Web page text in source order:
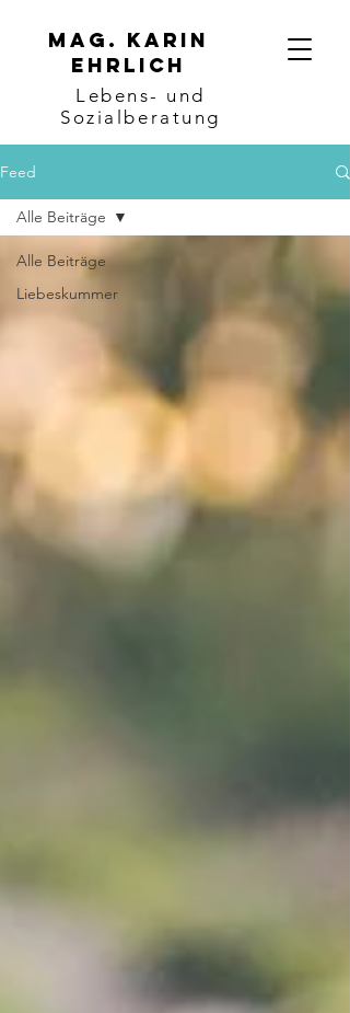
Mag. karin
ehrlich
Lebens- und
Sozialberatung
Feed
Alle Beiträge
Liebeskummer
Alle Beiträge